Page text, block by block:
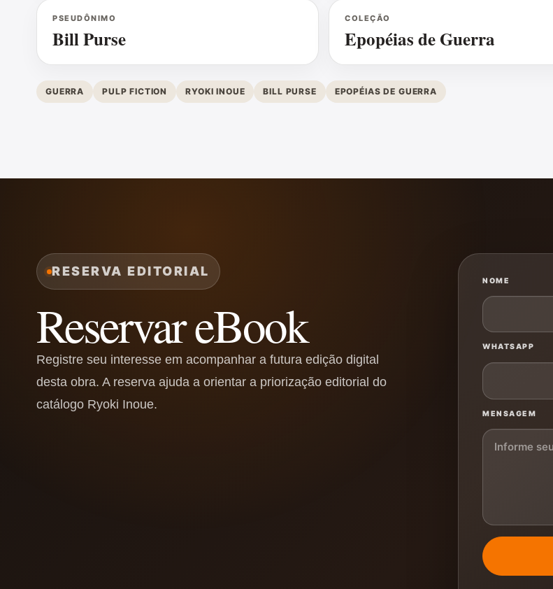
PSEUDÔNIMO
Bill Purse
COLEÇÃO
Epopéias de Guerra
GUERRA PULP FICTION RYOKI INOUE BILL PURSE EPOPÉIAS DE GUERRA
RESERVA EDITORIAL
Reservar eBook
Registre seu interesse em acompanhar a futura edição digital
desta obra. A reserva ajuda a orientar a priorização editorial do
catálogo Ryoki Inoue.
NOME
WHATSAPP
MENSAGEM